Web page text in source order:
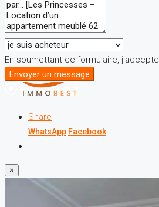
En soumettant ce formulaire, j'accepte
Envoyer un message
Share
WhatsApp Facebook
×